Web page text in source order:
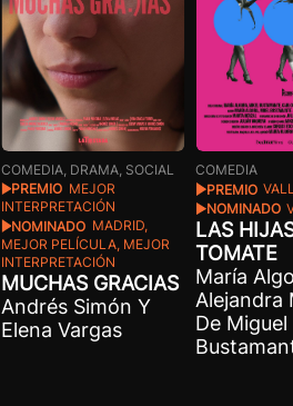
COMEDIA, DRAMA, SOCIAL
PREMIO MEJOR
INTERPRETACIÓN
NOMINADO MADRID,
MEJOR PELÍCULA, MEJOR
INTERPRETACIÓN
MUCHAS GRACIAS
Andrés Simón Y
Elena Vargas
COMEDIA
PREMIO
NOMINADO
LAS
TOMATE
María
Alejandra
De